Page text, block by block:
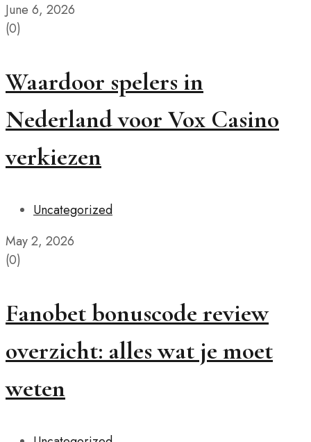
June 6, 2026
(0)
Waardoor spelers in
Nederland voor Vox Casino
verkiezen
Uncategorized
May 2, 2026
(0)
Fanobet bonuscode review
overzicht: alles wat je moet
weten